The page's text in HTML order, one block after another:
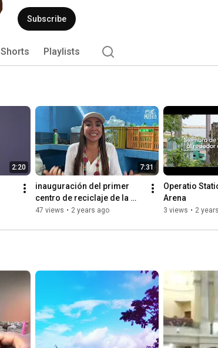
Subscribe
Shorts Playlists
2:20 7:31
inauguración del primer
centro de reciclaje de la
costa pacifica Colombiana
47 views • 2 years ago
Operatio
Arena
3 views • 2